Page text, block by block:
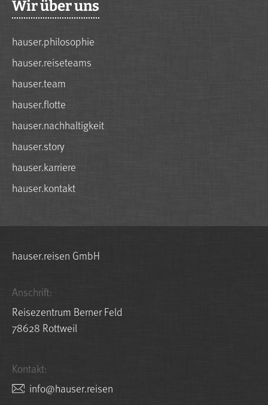
Wir über uns
hauser.philosophie
hauser.reiseteams
hauser.team
hauser.flotte
hauser.nachhaltigkeit
hauser.story
hauser.karriere
hauser.kontakt
hauser.reisen GmbH
Anschrift:
Reisezentrum Berner Feld
78628 Rottweil
Kontakt:
nesier.resuah@ofni